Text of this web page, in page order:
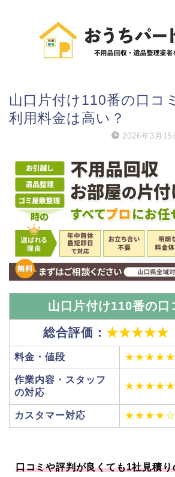
山口片付け110番の口コ
利用料金は高い？
2026年3月15
山口片付け110番の口
総合評価： ★★★★★
料金・値段 ★★★★★
作業内容・スタッフ
の対応
★★★★★
カスタマー対応 ★★★★☆
口コミや評判が良くても1社見積